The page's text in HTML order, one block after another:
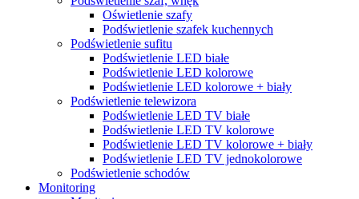
Oświetlenie szafy
Podświetlenie szafek kuchennych
Podświetlenie sufitu
Podświetlenie LED białe
Podświetlenie LED kolorowe
Podświetlenie LED kolorowe + biały
Podświetlenie telewizora
Podświetlenie LED TV białe
Podświetlenie LED TV kolorowe
Podświetlenie LED TV kolorowe + biały
Podświetlenie LED TV jednokolorowe
Podświetlenie schodów
Monitoring